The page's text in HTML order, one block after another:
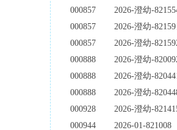
000857
2026-澄幼-
000857
2026-澄幼-
000857
2026-澄幼-
000888
2026-澄幼-
000888
2026-澄幼-
000888
2026-澄幼-
000928
2026-澄幼-
000944
2026-01-821008